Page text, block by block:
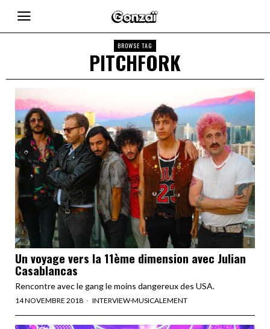
BROWSE TAG
PITCHFORK
Un voyage vers la 11ème dimension avec Julian
Casablancas
Rencontre avec le gang le moins dangereux des USA.
14 NOVEMBRE 2018 INTERVIEW·MUSICALEMENT